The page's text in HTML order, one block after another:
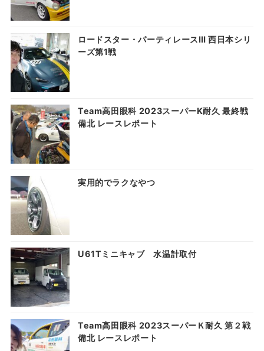
ロードスター・パーティレースⅢ 西日本シリ
ーズ第1戦
Team高田眼科 2023スーパーK耐久 最終戦
備北 レースレポート
実用的でラクなやつ
U61Tミニキャブ 水温計取付
Team高田眼科 2023スーパーＫ耐久 第２戦
備北 レースレポート